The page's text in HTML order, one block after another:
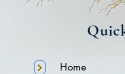
Home